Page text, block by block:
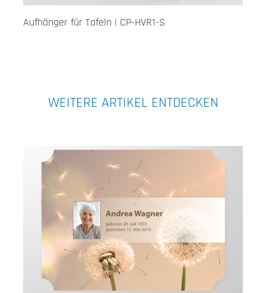
Aufhänger für Tafeln | CP-HVR1-S
WEITERE ARTIKEL ENTDECKEN